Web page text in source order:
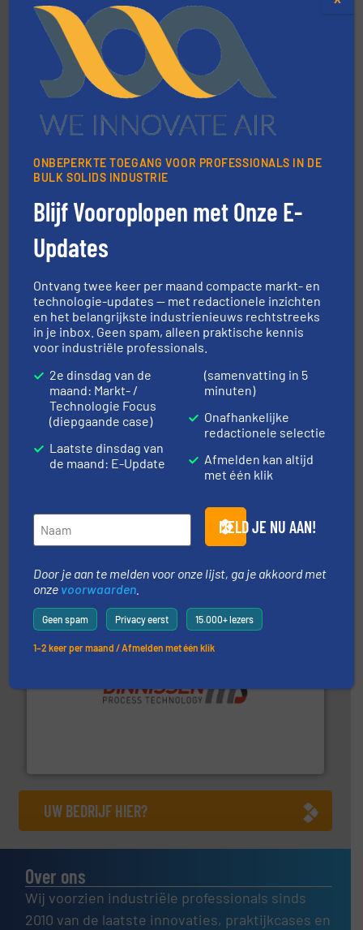
Euro-Manchetten & Compensatoren BV
verbindingen en luchttechniek.Meer info ➜
Sinds 1845 is Robbe Industries nv gespecialiseerd in
weeg-, verpakking- en transportprocessen die klanten
in verschillende sectoren hebben geholpen.Meer info
➜
AB Weegtechniek (ABW) biedt naast een breed scala
aan weegapparatuur en -componenten diverse
geautomatiseerde weegoplossingen.Meer info ➜
UW BEDRIJF HIER?
Over ons
Wij voorzien industriële professionals sinds
2010 van de laatste innovaties, praktijkcases en
ONBEPERKTE TOEGANG VOOR PROFESSIONALS IN DE
BULK SOLIDS INDUSTRIE
Blijf Vooroplopen met Onze E-
Updates
Ontvang twee keer per maand compacte markt- en
technologie-updates — met redactionele inzichten
en het belangrijkste industrienieuws rechtstreeks
in je inbox. Geen spam, alleen praktische kennis
voor industriële professionals.
2e dinsdag van de
maand: Markt- /
Technologie Focus
(diepgaande case)
Laatste dinsdag van
de maand: E-Update
(samenvatting in 5
minuten)
Onafhankelijke
redactionele selectie
Afmelden kan altijd
met één klik
MELD JE NU AAN!
Door je aan te melden voor onze lijst, ga je akkoord met
onze voorwaarden
Geen spam Privacy eerst 15.000+ lezers
1–2 keer per maand / Afmelden met één klik